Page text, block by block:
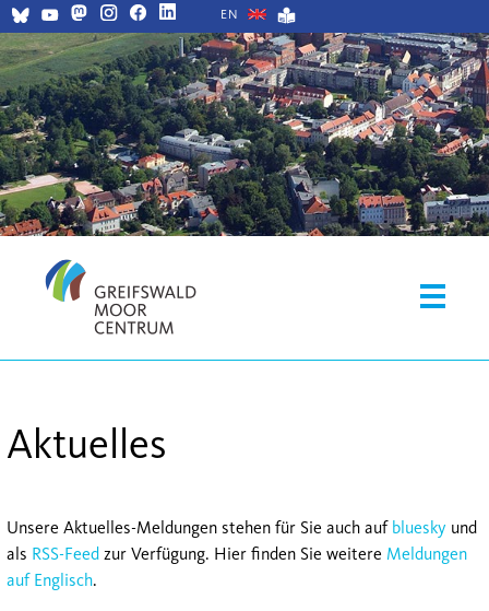
EN
Aktuelles
Unsere Aktuelles-Meldungen stehen für Sie auch auf bluesky und
als RSS-Feed zur Verfügung. Hier finden Sie weitere Meldungen
auf Englisch.